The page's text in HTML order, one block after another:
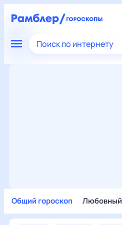
Поиск по интернету
Общий гороскоп Любовный